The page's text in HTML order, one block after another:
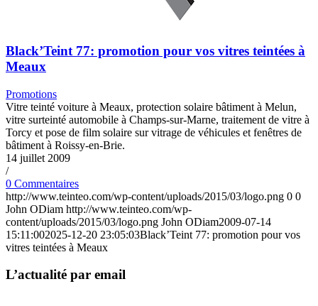
Black’Teint 77: promotion pour vos vitres teintées à
Meaux
Promotions
Vitre teinté voiture à Meaux, protection solaire bâtiment à Melun,
vitre surteinté automobile à Champs-sur-Marne, traitement de vitre à
Torcy et pose de film solaire sur vitrage de véhicules et fenêtres de
bâtiment à Roissy-en-Brie.
14 juillet 2009
/
0 Commentaires
http://www.teinteo.com/wp-content/uploads/2015/03/logo.png 0 0
John ODiam http://www.teinteo.com/wp-
content/uploads/2015/03/logo.png John ODiam2009-07-14
15:11:002025-12-20 23:05:03Black’Teint 77: promotion pour vos
vitres teintées à Meaux
L’actualité par email